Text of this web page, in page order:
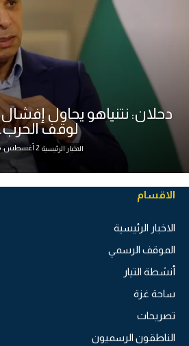
دحلان: نتنياهو يحاول
لوقف
الاخبار الرئيسية 2 أغسطس، 2026
الاقسام
الاخبار الرئيسية
الموقف الرسمي
أنشطة التيار
ساحة غزة
تصريحات
الناطقون الرسميون